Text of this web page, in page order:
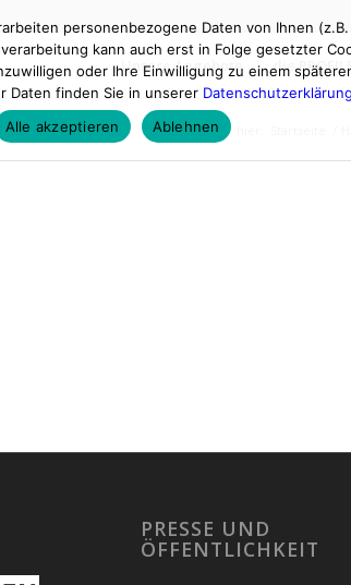
Unsere Angebote die
Du bist hier:
PRESSE UND
ÖFFENTLICHKEIT
personenbezogene Daten von Ihnen
kann auch erst in Folge gesetzter
oder Ihre Einwilligung zu einem
Daten finden Sie in unserer Datenschutzerklärung
Alle akzeptieren
Ablehnen